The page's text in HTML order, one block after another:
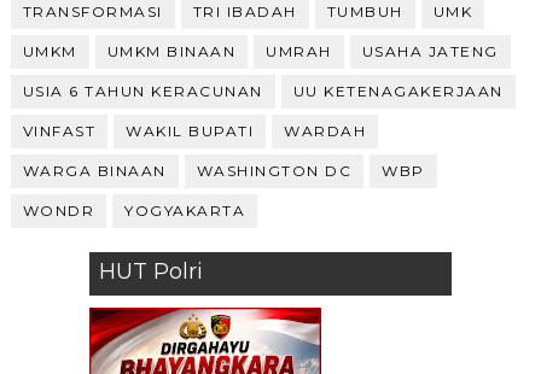
TRANSFORMASI TRI IBADAH TUMBUH UMK
UMKM UMKM BINAAN UMRAH USAHA JATENG
USIA 6 TAHUN KERACUNAN UU KETENAGAKERJAAN
VINFAST WAKIL BUPATI WARDAH
WARGA BINAAN WASHINGTON DC WBP
WONDR YOGYAKARTA
HUT Polri